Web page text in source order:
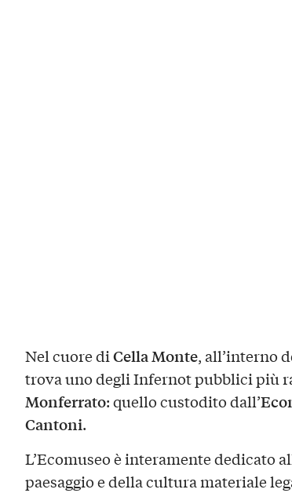
Nel cuore diCella Monte, all’interno
trova uno degli Infernot pubblici più
Monferrato: quello custodito dall’
Cantoni.
L’Ecomuseo è interamente dedicato
paesaggio e della cultura materiale